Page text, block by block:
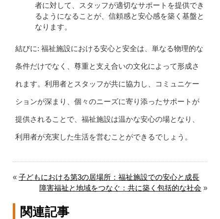
者に対して、スタッフが適切なサポートを提供でき
るようになることが、信頼感と安心感を築く基盤と
なります。
結びに: 福祉施設における安心と安全は、単なる物理的な
条件だけでなく、尊重と支え合いの文化によって形成さ
れます。利用者とスタッフが共に協力し、コミュニケー
ションが深まり、個々のニーズに寄り添ったサポートが
提供されることで、福祉施設は温かな安心の場となり、
利用者が充実した生活を営むことができるでしょう。
«子どもにおける第3の居場所：福祉施設での安心と成長
障害福祉と地域をつなぐ：共に築く包括的な社会 »
関連記事